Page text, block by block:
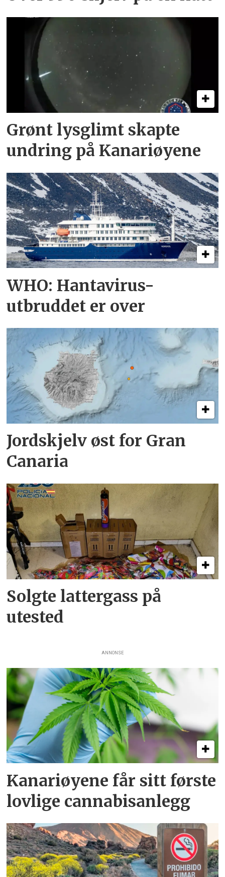
Grønt lysglimt skapte
undring på Kanariøyene
WHO: Hantavirus-
utbruddet er over
Jordskjelv øst for Gran
Canaria
Solgte lattergass på
utested
ANNONSE
Kanariøyene får sitt første
lovlige cannabisanlegg